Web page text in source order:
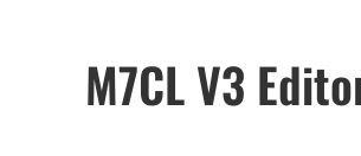
M7CL V3